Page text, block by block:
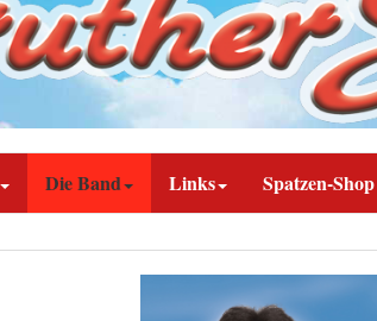
Die Band Links Spatzen-Shop